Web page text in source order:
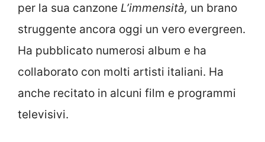
per la sua canzone L’immensità, un brano
struggente ancora oggi un vero evergreen.
Ha pubblicato numerosi album e ha
collaborato con molti artisti italiani. Ha
anche recitato in alcuni film e programmi
televisivi.